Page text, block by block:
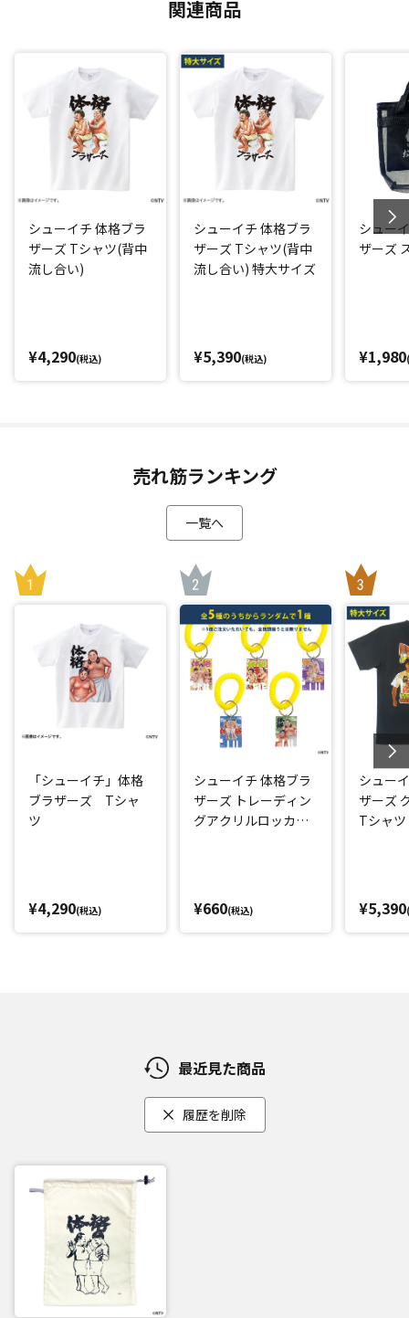
関連商品
シューイチ 体格ブラ
ザーズ Tシャツ(背中
流し合い)
¥4,290(税込)
シューイチ 体格ブラ
ザーズ Tシャツ(背中
流し合い) 特大サイズ
¥5,390(税込)
シュー
ザーズ
¥1,980
売れ筋ランキング
一覧へ
「シューイチ」体格
ブラザーズ Tシャ
ツ
¥4,290(税込)
シューイチ 体格ブラ
ザーズ トレーディン
グアクリルロッカー
¥660(税込)
シュー
ザーズ
Tシャ
¥5,390
最近見た商品
履歴を削除